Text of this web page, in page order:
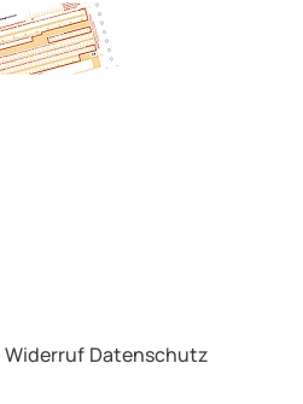
Widerruf Datenschutz